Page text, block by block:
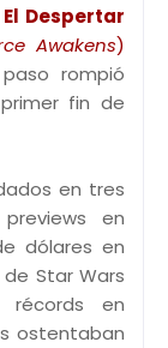
Despertar
Awakens)
rompió
fin de
en tres
en
dólares en
Star Wars
en
ostentaban